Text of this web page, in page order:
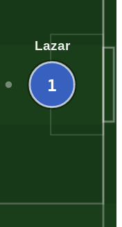
1
Lazar